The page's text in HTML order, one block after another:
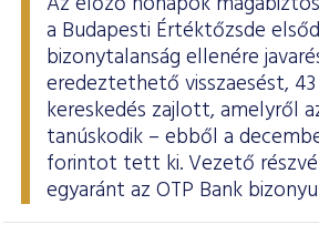
a Budapesti Értéktőzsde
bizonytalanság ellenére
eredeztethető visszaesést,
kereskedés zajlott, amelyről
tanúskodik – ebből a
forintot tett ki. Vezető
egyaránt az OTP Bank